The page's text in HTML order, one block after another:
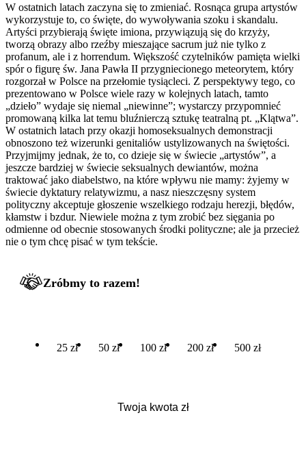
W ostatnich latach zaczyna się to zmieniać. Rosnąca grupa artystów
wykorzystuje to, co święte, do wywoływania szoku i skandalu.
Artyści przybierają święte imiona, przywiązują się do krzyży,
tworzą obrazy albo rzeźby mieszające sacrum już nie tylko z
profanum, ale i z horrendum. Większość czytelników pamięta wielki
spór o figurę św. Jana Pawła II przygniecionego meteorytem, który
rozgorzał w Polsce na przełomie tysiącleci. Z perspektywy tego, co
prezentowano w Polsce wiele razy w kolejnych latach, tamto
„dzieło” wydaje się niemal „niewinne”; wystarczy przypomnieć
promowaną kilka lat temu bluźnierczą sztukę teatralną pt. „Klątwa”.
W ostatnich latach przy okazji homoseksualnych demonstracji
obnoszono też wizerunki genitaliów ustylizowanych na świętości.
Przyjmijmy jednak, że to, co dzieje się w świecie „artystów”, a
jeszcze bardziej w świecie seksualnych dewiantów, można
traktować jako diabelstwo, na które wpływu nie mamy: żyjemy w
świecie dyktatury relatywizmu, a nasz nieszczęsny system
polityczny akceptuje głoszenie wszelkiego rodzaju herezji, błędów,
kłamstw i bzdur. Niewiele można z tym zrobić bez sięgania po
odmienne od obecnie stosowanych środki polityczne; ale ja przecież
nie o tym chcę pisać w tym tekście.
Zróbmy to razem!
25 zł 50 zł 100 zł 200 zł 500 zł